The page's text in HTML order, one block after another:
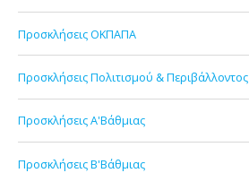
Προσκλήσεις ΟΚΠΑΠΑ
Προσκλήσεις Πολιτισμού & Περιβάλλοντος
Προσκλήσεις Α'Βάθμιας
Προσκλήσεις Β'Βάθμιας